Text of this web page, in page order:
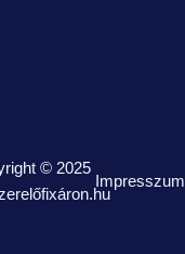
© 2025
Impresszum